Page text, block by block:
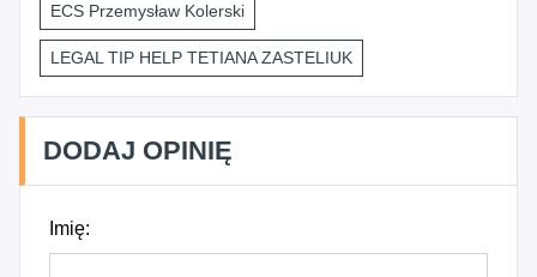
ECS Przemysław Kolerski
LEGAL TIP HELP TETIANA ZASTELIUK
DODAJ OPINIĘ
Imię: